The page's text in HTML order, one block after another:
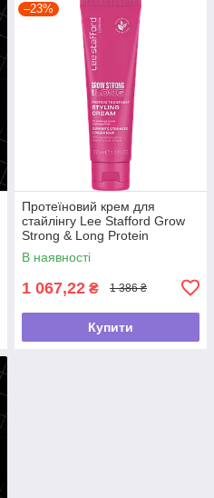
–23%
Протеїновий крем для
стайлінгу Lee Stafford Grow
Strong & Long Protein
Treatment Styling
Cream,100мл
В наявності
1 067,22 ₴ 1 386 ₴
Купити